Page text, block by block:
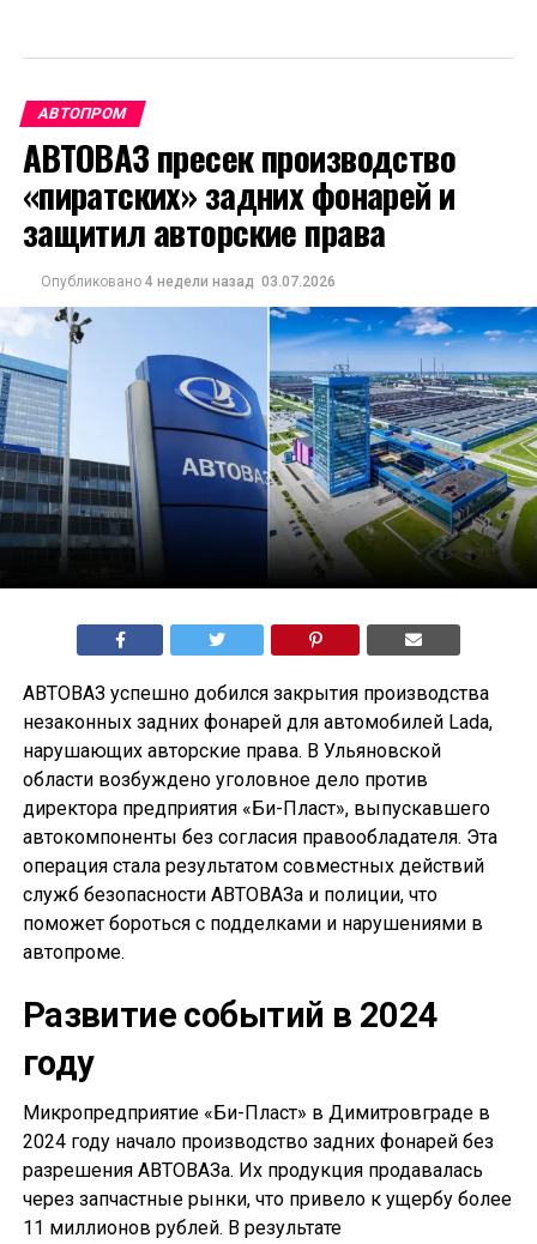
АВТОПРОМ
АВТОВАЗ пресек производство
«пиратских» задних фонарей и
защитил авторские права
Опубликовано 4 недели назад 03.07.2026
АВТОВАЗ успешно добился закрытия производства
незаконных задних фонарей для автомобилей Lada,
нарушающих авторские права. В Ульяновской
области возбуждено уголовное дело против
директора предприятия «Би-Пласт», выпускавшего
автокомпоненты без согласия правообладателя. Эта
операция стала результатом совместных действий
служб безопасности АВТОВАЗа и полиции, что
поможет бороться с подделками и нарушениями в
автопроме.
Развитие событий в 2024
году
Микропредприятие «Би-Пласт» в Димитровграде в
2024 году начало производство задних фонарей без
разрешения АВТОВАЗа. Их продукция продавалась
через запчастные рынки, что привело к ущербу более
11 миллионов рублей. В результате